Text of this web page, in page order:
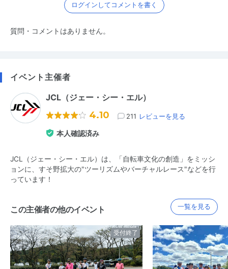
ログインしてコメントを書く
質問・コメントはありません。
イベント主催者
JCL（ジェー・シー・エル）
4.10 211 レビューを見る
本人確認済み
JCL（ジェー・シー・エル）は、「自転車文化の創造」をミッシ
ョンに、すそ野拡大の"ツーリズムやバーチャルレース"などを行
っています！
この主催者の他のイベント 一覧を見る
受付終了